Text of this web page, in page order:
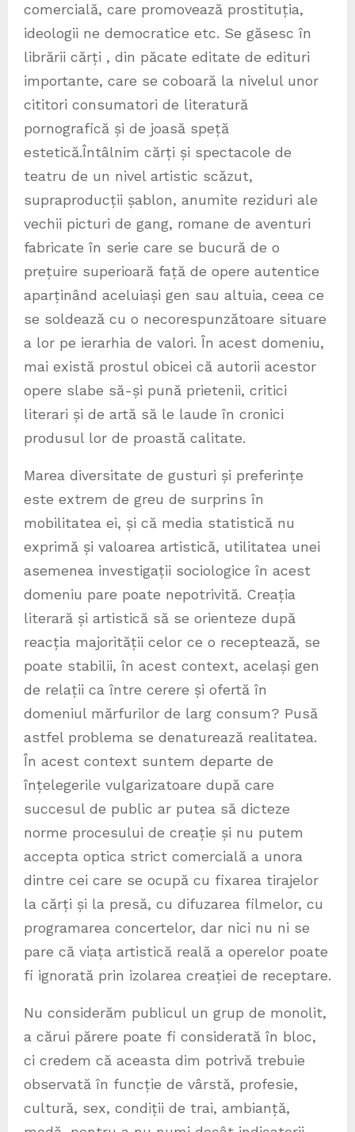
comercială, care promovează prostituția,
ideologii ne democratice etc. Se găsesc în
librării cărți , din păcate editate de edituri
importante, care se coboară la nivelul unor
cititori consumatori de literatură
pornografică și de joasă speță
estetică.Întâlnim cărți și spectacole de
teatru de un nivel artistic scăzut,
supraproducții șablon, anumite reziduri ale
vechii picturi de gang, romane de aventuri
fabricate în serie care se bucură de o
prețuire superioară față de opere autentice
aparținând aceluiași gen sau altuia, ceea ce
se soldează cu o necorespunzătoare situare
a lor pe ierarhia de valori. În acest domeniu,
mai există prostul obicei că autorii acestor
opere slabe să-și pună prietenii, critici
literari și de artă să le laude în cronici
produsul lor de proastă calitate.
Marea diversitate de gusturi și preferințe
este extrem de greu de surprins în
mobilitatea ei, și că media statistică nu
exprimă și valoarea artistică, utilitatea unei
asemenea investigații sociologice în acest
domeniu pare poate nepotrivită. Creația
literară și artistică să se orienteze după
reacția majorității celor ce o receptează, se
poate stabilii, în acest context, același gen
de relații ca între cerere și ofertă în
domeniul mărfurilor de larg consum? Pusă
astfel problema se denaturează realitatea.
În acest context suntem departe de
înțelegerile vulgarizatoare după care
succesul de public ar putea să dicteze
norme procesului de creație și nu putem
accepta optica strict comercială a unora
dintre cei care se ocupă cu fixarea tirajelor
la cărți și la presă, cu difuzarea filmelor, cu
programarea concertelor, dar nici nu ni se
pare că viața artistică reală a operelor poate
fi ignorată prin izolarea creației de receptare.
Nu considerăm publicul un grup de monolit,
a cărui părere poate fi considerată în bloc,
ci credem că aceasta dim potrivă trebuie
observată în funcție de vârstă, profesie,
cultură, sex, condiții de trai, ambianță,